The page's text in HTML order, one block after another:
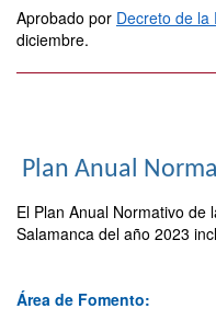
Aprobado por Decreto de la
diciembre.
Plan Anual
El Plan Anual Normativo de
Salamanca del año 2023
Área de Fomento: